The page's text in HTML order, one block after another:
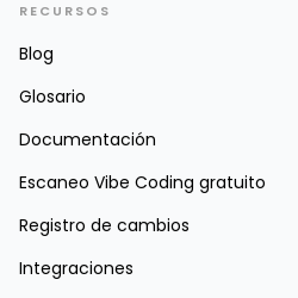
RECURSOS
Blog
Glosario
Documentación
Escaneo Vibe Coding gratuito
Registro de cambios
Integraciones